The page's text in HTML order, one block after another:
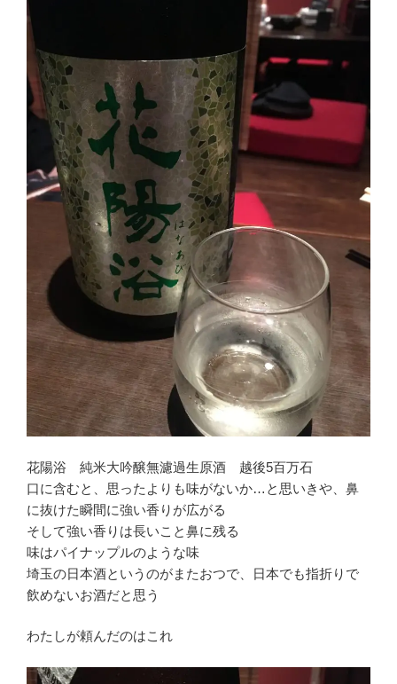
花陽浴 純米大吟醸無濾過生原酒 越後5百万石
口に含むと、思ったよりも味がないか…と思いきや、鼻
に抜けた瞬間に強い香りが広がる
そして強い香りは長いこと鼻に残る
味はパイナップルのような味
埼玉の日本酒というのがまたおつで、日本でも指折りで
飲めないお酒だと思う
わたしが頼んだのはこれ